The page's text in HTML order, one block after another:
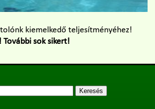
kiemelkedő teljesítményéhez!
További sok sikert!